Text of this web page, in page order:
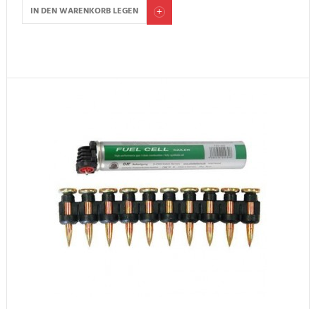
IN DEN WARENKORB LEGEN